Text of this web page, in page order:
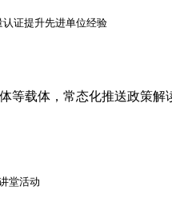
证提升先进单位经验
体，常态化推送政策解
堂活动